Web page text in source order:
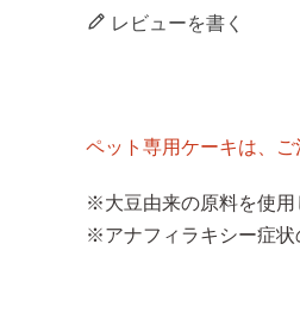
レビューを書く
ペット専用ケーキは、
※大豆由来の原料を使用
※アナフィラキシー症状